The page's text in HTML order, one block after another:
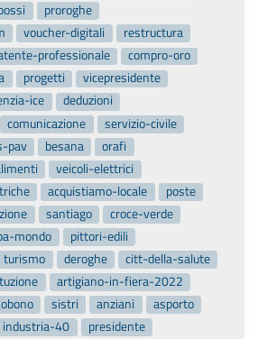
proroghe
voucher-digitali
restructura
professionale
compro-oro
progetti
vicepresidente
ice
deduzioni
comunicazione
servizio-civile
pav besana
orafi
veicoli-elettrici
acquistiamo-locale
poste
santiago
croce-verde
mondo
pittori-edili
turismo deroghe
citt-della-salute
artigiano-in-fiera-2022
sistri anziani
asporto
industria-40
presidente